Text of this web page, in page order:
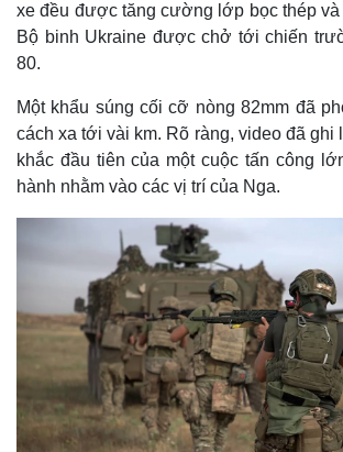
xe đều được tăng cường lớp bọc thép và
Bộ binh Ukraine được chở tới chiến
80.
Một khẩu súng cối cỡ nòng 82mm đã
cách xa tới vài km. Rõ ràng, video đã ghi
khắc đầu tiên của một cuộc tấn công
hành nhằm vào các vị trí của Nga.